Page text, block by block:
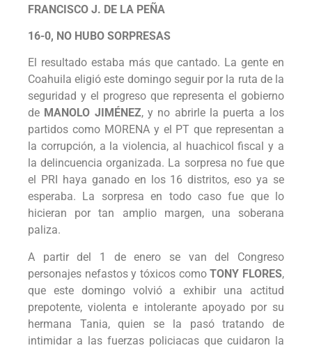
FRANCISCO J. DE LA PEÑA
16-0, NO HUBO SORPRESAS
El resultado estaba más que cantado. La gente en
Coahuila eligió este domingo seguir por la ruta de la
seguridad y el progreso que representa el gobierno
de MANOLO JIMÉNEZ, y no abrirle la puerta a los
partidos como MORENA y el PT que representan a
la corrupción, a la violencia, al huachicol fiscal y a
la delincuencia organizada. La sorpresa no fue que
el PRI haya ganado en los 16 distritos, eso ya se
esperaba. La sorpresa en todo caso fue que lo
hicieran por tan amplio margen, una soberana
paliza.
A partir del 1 de enero se van del Congreso
personajes nefastos y tóxicos comoTONY FLORES,
que este domingo volvió a exhibir una actitud
prepotente, violenta e intolerante apoyado por su
hermana Tania, quien se la pasó tratando de
intimidar a las fuerzas policiacas que cuidaron la